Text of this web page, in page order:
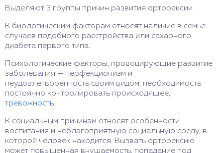
Выделяют 3 группы причин развития орторексии.
К биологическим факторам относят наличие в семье
случаев подобного расстройства или сахарного
диабета первого типа.
Психологические факторы, провоцирующие развитие
заболевания — перфекционизм и
неудовлетворенность своим видом, необходимость
постоянно контролировать происходящее,
тревожность.
К социальным причинам относят особенности
воспитания и неблагоприятную социальную среду, в
которой человек находится. Вызвать орторексию
может повышенная внушаемость, попадание под